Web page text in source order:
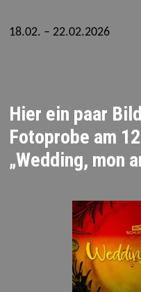
18.02. – 22.02.2026
Hier ein paar
Fotoprobe am
„Wedding, mon